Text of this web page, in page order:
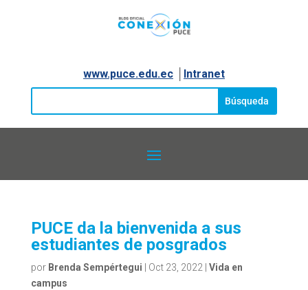
www.puce.edu.ec│ Intranet
PUCE da la bienvenida a sus
estudiantes de posgrados
por Brenda Sempértegui Oct 23, 2022| Vida en
campus